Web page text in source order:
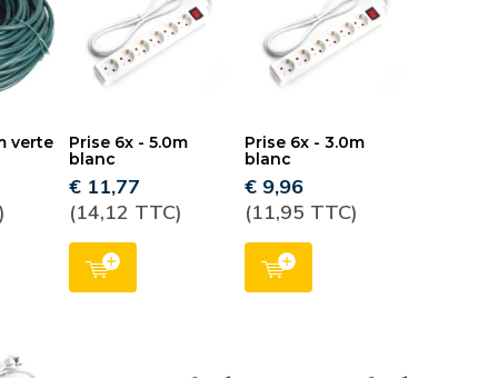
verte
Prise 6x - 5.0m
blanc
€ 11,77
(14,12 TTC)
Prise 6x - 3.0m
blanc
€ 9,96
(11,95 TTC)